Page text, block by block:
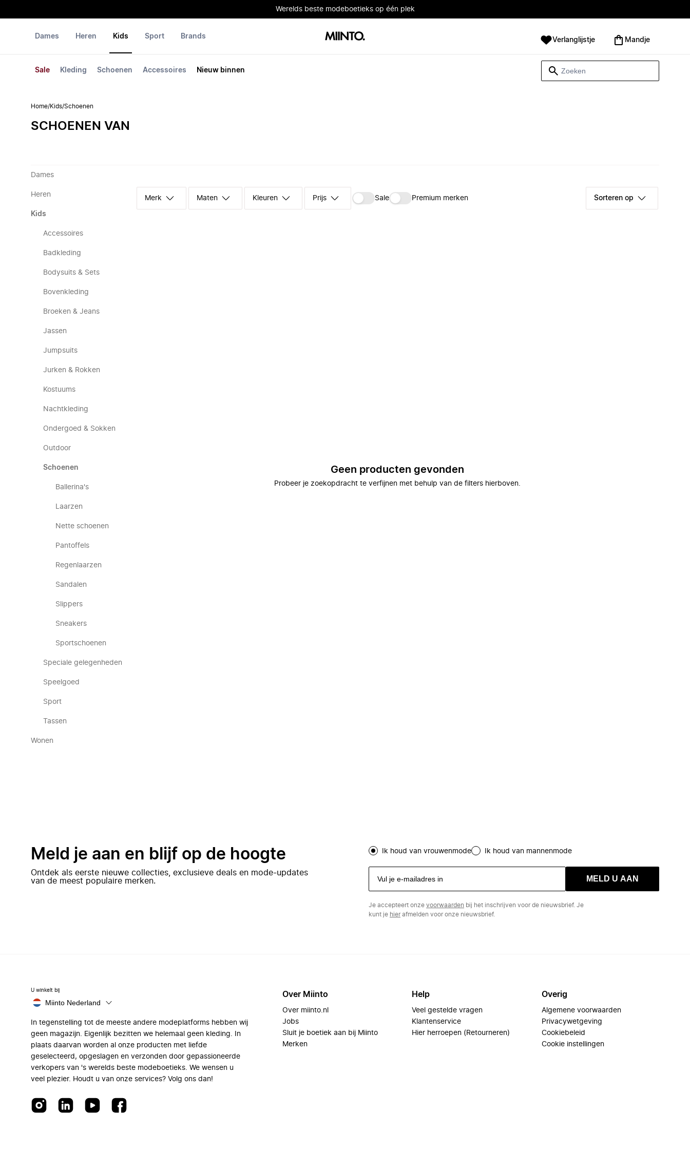
Werelds beste modeboetieks op één plek
Dames Heren Kids
Sale Kleding Schoenen Accessoires Nieuw binnen
Sport Brands Verlanglijstje Mandje
Home/Kids/Schoenen
SCHOENEN VAN
Dames
Heren
Kids
Accessoires
Badkleding
Bodysuits & Sets
Bovenkleding
Broeken & Jeans
Jassen
Jumpsuits
Jurken & Rokken
Kostuums
Nachtkleding
Ondergoed & Sokken
Outdoor
Schoenen
Ballerina's
Laarzen
Nette schoenen
Pantoffels
Regenlaarzen
Sandalen
Slippers
Sneakers
Sportschoenen
Speciale gelegenheden
Speelgoed
Sport
Tassen
Wonen
Merk Maten Kleuren Prijs Sale Premium merken Sorteren op
Geen producten gevonden
Probeer je zoekopdracht te verfijnen met behulp van de filters hierboven.
Meld je aan en blijf op de hoogte
Ontdek als eerste nieuwe collecties, exclusieve deals en mode-updates
van de meest populaire merken.
Ik houd van vrouwenmode Ik houd van mannenmode
MELD U AAN
Je accepteert onze voorwaarden bij het inschrijven voor de nieuwsbrief. Je
kunt je hierafmelden voor onze nieuwsbrief.
U winkelt bij
Miinto Nederland
In tegenstelling tot de meeste andere modeplatforms hebben wij
geen magazijn. Eigenlijk bezitten we helemaal geen kleding. In
plaats daarvan worden al onze producten met liefde
geselecteerd, opgeslagen en verzonden door gepassioneerde
verkopers van 's werelds beste modeboetieks. We wensen u
veel plezier. Houdt u van onze services? Volg ons dan!
Over Miinto
Over miinto.nl
Jobs
Sluit je boetiek aan bij Miinto
Merken
Help
Veel gestelde vragen
Klantenservice
Hier herroepen (Retourneren)
Overig
Algemene voorwaarden
Privacywetgeving
Cookiebeleid
Cookie instellingen